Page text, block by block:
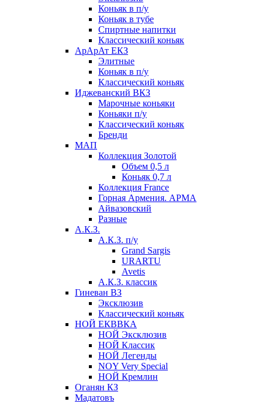
Коньяк в п/у
Коньяк в тубе
Спиртные напитки
Классический коньяк
АрАрАт ЕКЗ
Элитные
Коньяк в п/у
Классический коньяк
Иджеванский ВКЗ
Марочные коньяки
Коньяки п/у
Классический коньяк
Бренди
МАП
Коллекция Золотой
Объем 0,5 л
Коньяк 0,7 л
Коллекция France
Горная Армения. АРМА
Айвазовский
Разные
А.К.З.
А.К.З. п/у
Grand Sargis
URARTU
Avetis
А.К.З. классик
Гиневан ВЗ
Эксклюзив
Классический коньяк
НОЙ ЕКВВКА
НОЙ Эксклюзив
НОЙ Классик
НОЙ Легенды
NOY Very Speсial
НОЙ Кремлин
Оганян КЗ
Мадатовъ